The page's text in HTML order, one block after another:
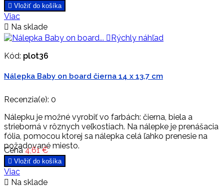
 Vložiť do košíka
Viac
 Na sklade
Rýchly náhľad
Kód: plot36
Nálepka Baby on board čierna 14 x 13,7 cm
Recenzia(e): 0
Nálepku je možné vyrobiť vo farbách: čierna, biela a
strieborná v rôznych veľkostiach. Na nálepke je prenášacia
fólia, pomocou ktorej sa nálepka celá ľahko prenesie na
požadované miesto.
Cena 4,61 €
 Vložiť do košíka
Viac
 Na sklade